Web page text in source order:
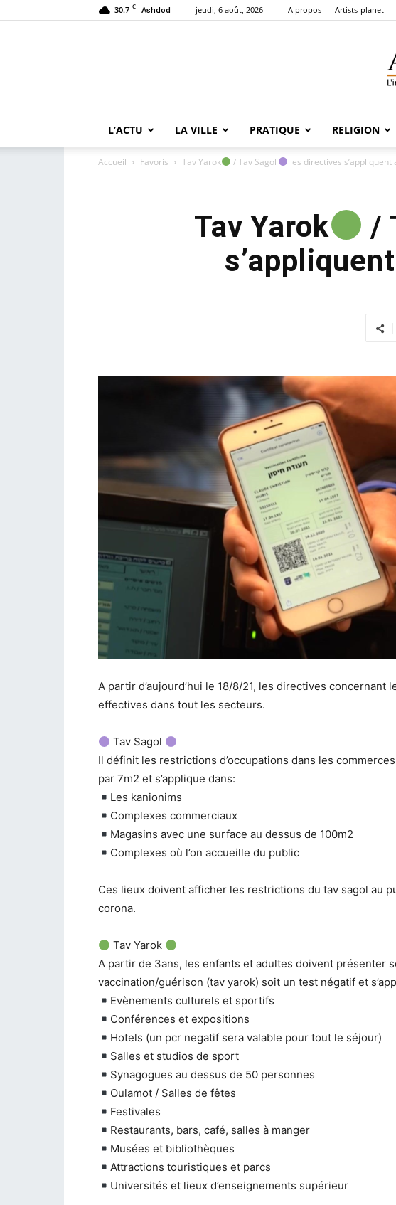
30.7 C Ashdod jeudi, 6 août, 2026 A propos Artists-planet
L’ACTU LA VILLE PRATIQUE RELIGION
Accueil Favoris Tav Yarok / Tav Sagol les directives s’appliquent
Tav Yarok /
A partir d’aujourd’hui le 18/8/21, les directives concernant
effectives dans tout les secteurs.
Tav Sagol
Il définit les restrictions d’occupations dans les
par 7m2 et s’applique dans:
Les kanionims
Complexes commerciaux
Magasins avec une surface au dessus de 100m2
Complexes où l’on accueille du public
Ces lieux doivent afficher les restrictions du tav sagol au
corona.
Tav Yarok
A partir de 3ans, les enfants et adultes doivent présenter
vaccination/guérison (tav yarok) soit un test négatif et
Evènements culturels et sportifs
Conférences et expositions
Hotels (un pcr negatif sera valable pour tout le séjour)
Salles et studios de sport
Synagogues au dessus de 50 personnes
Oulamot / Salles de fêtes
Festivales
Restaurants, bars, café, salles à manger
Musées et bibliothèques
Attractions touristiques et parcs
Universités et lieux d’enseignements supérieur